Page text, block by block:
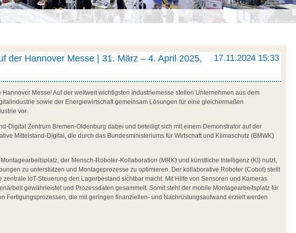
17.11.2024 15:33
der Hannover Messe | 31. März – 4. April 2025,
Hannover Messe! Auf der weltweit wichtigsten Industriemesse stellen Unternehmen aus dem
sowie der Energiewirtschaft gemeinsam Lösungen für eine gleichermaßen
vor.
Digital Zentrum Bremen-Oldenburg dabei und beteiligt sich mit einem Demonstrator auf der
Mittelstand-Digital, die durch das Bundesministeriums für Wirtschaft und Klimaschutz (BMWK)
der Mensch-Roboter-Kollaboration (MRK) und künstliche Intelligenz (KI) nutzt,
zu unterstützen und Montageprozesse zu optimieren. Der kollaborative Roboter (Cobot) stellt
zentrale IoT-Steuerung den Lagerbestand sichtbar macht. Mit Hilfe von Sensoren und Kameras
gewährleistet und Prozessdaten gesammelt. Somit steht der mobile Montagearbeitsplatz für
Fertigungsprozessen, die mit geringen finanziellen- und Nachrüstungsaufwand erzielt werden